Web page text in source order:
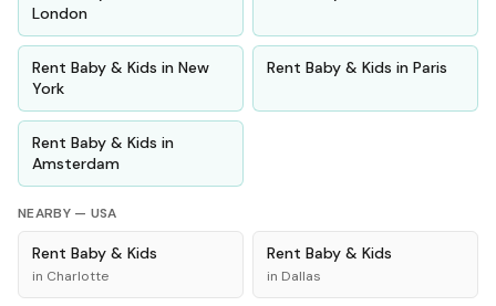
London
Rent Baby & Kids in New
York
Rent Baby & Kids in Paris
Rent Baby & Kids in
Amsterdam
NEARBY — USA
Rent Baby & Kids
in Charlotte
Rent Baby & Kids
in Dallas